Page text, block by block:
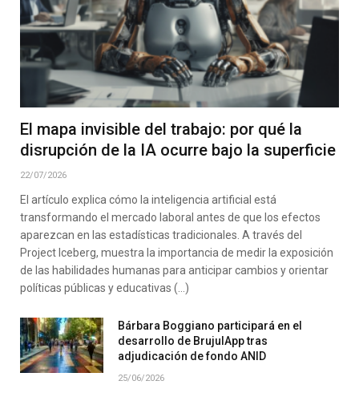
El mapa invisible del trabajo: por qué la
disrupción de la IA ocurre bajo la superficie
22/07/2026
El artículo explica cómo la inteligencia artificial está
transformando el mercado laboral antes de que los efectos
aparezcan en las estadísticas tradicionales. A través del
Project Iceberg, muestra la importancia de medir la exposición
de las habilidades humanas para anticipar cambios y orientar
políticas públicas y educativas (…)
Bárbara Boggiano participará en el
desarrollo de BrujulApp tras
adjudicación de fondo ANID
25/06/2026